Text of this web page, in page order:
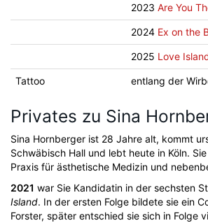
2023 Are You
2024 Ex on the
2025 Love
Tattoo entlang der
Privates zu Sina
Sina Hornberger ist 28 Jahre alt, kommt
Schwäbisch Hall und lebt heute in Köln.
Praxis für ästhetische Medizin und
2021 war Sie Kandidatin in der sechsten
Island. In der ersten Folge bildete sie ein
Forster, später entschied sie sich in Folge